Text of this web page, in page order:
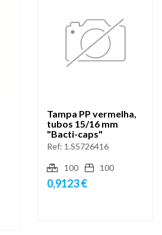
Tampa PP vermelha,
tubos 15/16 mm
"Bacti-caps"
Ref: 1.S5726416
100 100
0,9123 €